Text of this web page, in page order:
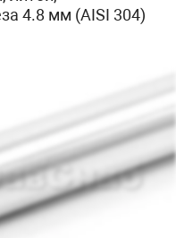
4.8 мм (AISI 304)